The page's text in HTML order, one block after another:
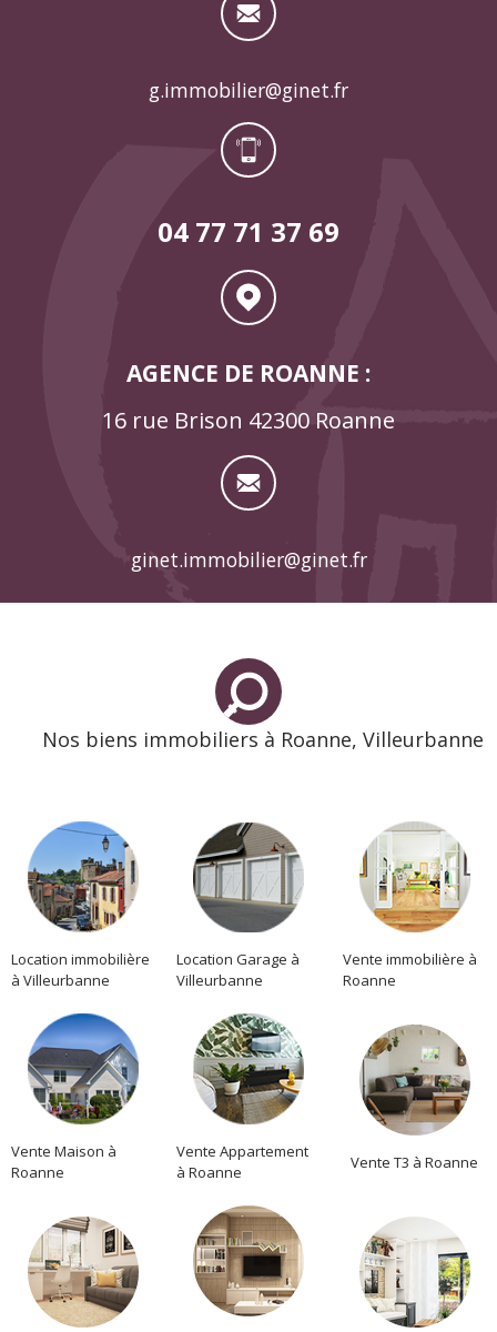
g.immobilier@ginet.fr
04 77 71 37 69
AGENCE DE ROANNE :
16 rue Brison 42300 Roanne
ginet.immobilier@ginet.fr
Nos biens immobiliers à Roanne, Villeurbanne
Location immobilière
à Villeurbanne
Location Garage à
Villeurbanne
Vente immobilière à
Roanne
Vente Maison à
Roanne
Vente Appartement
à Roanne
Vente T3 à Roanne